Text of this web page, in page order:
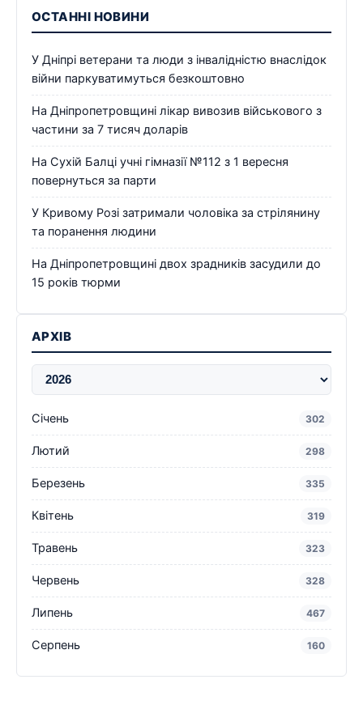
ОСТАННІ НОВИНИ
У Дніпрі ветерани та люди з інвалідністю внаслідок
війни паркуватимуться безкоштовно
На Дніпропетровщині лікар вивозив військового з
частини за 7 тисяч доларів
На Сухій Балці учні гімназії №112 з 1 вересня
повернуться за парти
У Кривому Розі затримали чоловіка за стрілянину
та поранення людини
На Дніпропетровщині двох зрадників засудили до
15 років тюрми
АРХІВ
Січень 302
Лютий 298
Березень 335
Квітень 319
Травень 323
Червень 328
Липень 467
Серпень 160